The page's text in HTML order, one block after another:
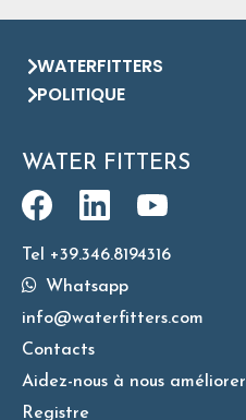
WATERFITTERS
POLITIQUE
WATER FITTERS
Tel +39.346.8194316
Whatsapp
info@waterfitters.com
Contacts
Aidez-nous à nous améliorer
Registre